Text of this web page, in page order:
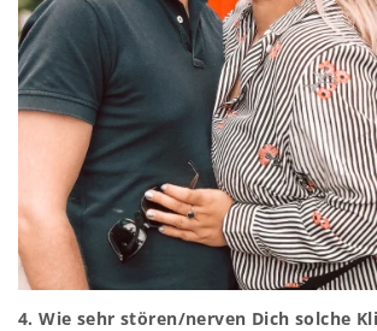
4. Wie sehr stören/nerven Dich solche